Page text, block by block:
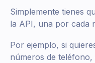
Simplemente tienes
la API, una por cada
Por ejemplo, si
números de teléfono,